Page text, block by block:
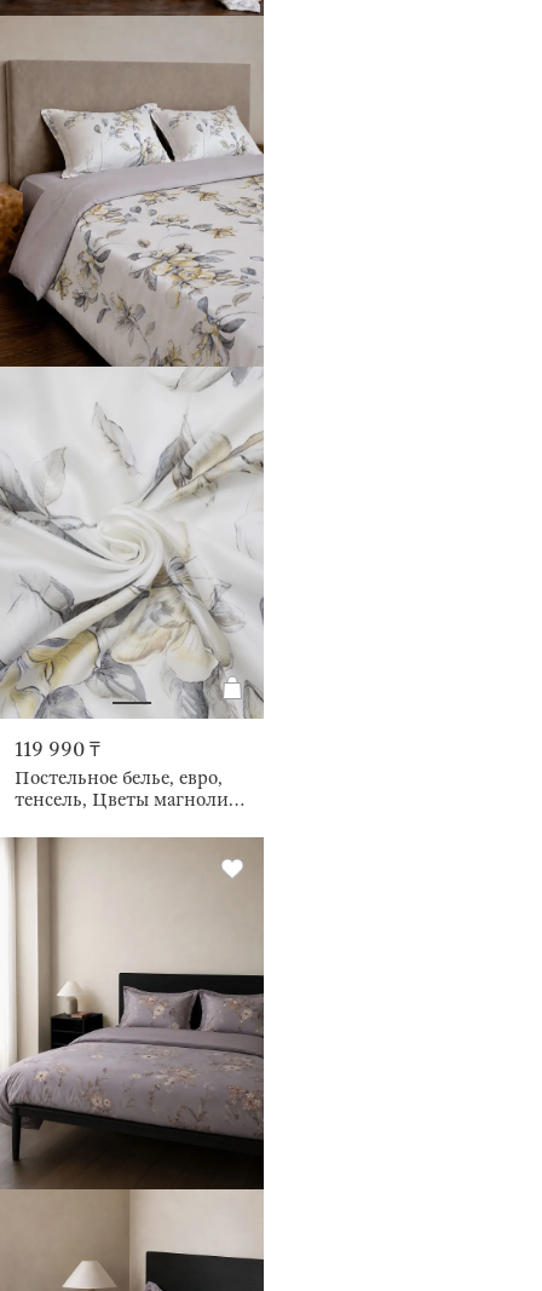
119 990 ₸
Постельное белье, евро,
тенсель, Цветы магнолии,